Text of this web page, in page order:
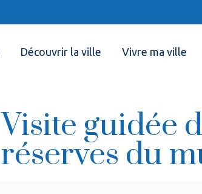
Découvrir la ville Vivre ma ville
Visite guidée
réserves du